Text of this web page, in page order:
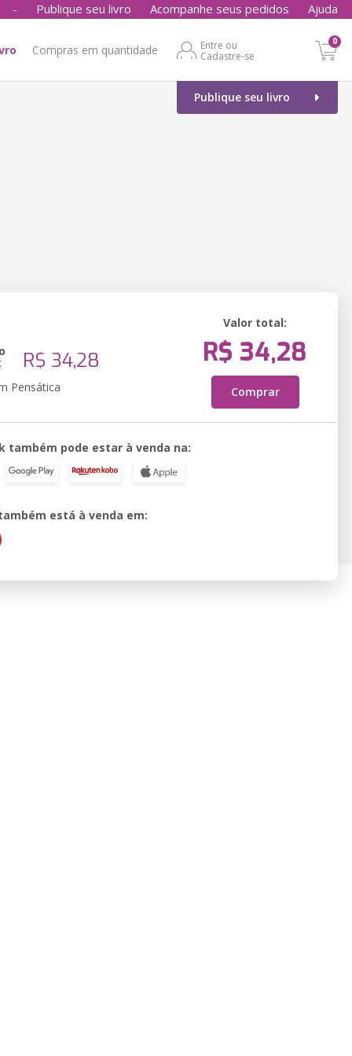
- Publique seu livro Acompanhe seus pedidos Ajuda
Compras em quantidade
Entre ou
Cadastre-se
0
Publique seu livro
R$ 34,28
Pensática
Valor total:
R$ 34,28
Comprar
também pode estar à venda na:
está à venda em: